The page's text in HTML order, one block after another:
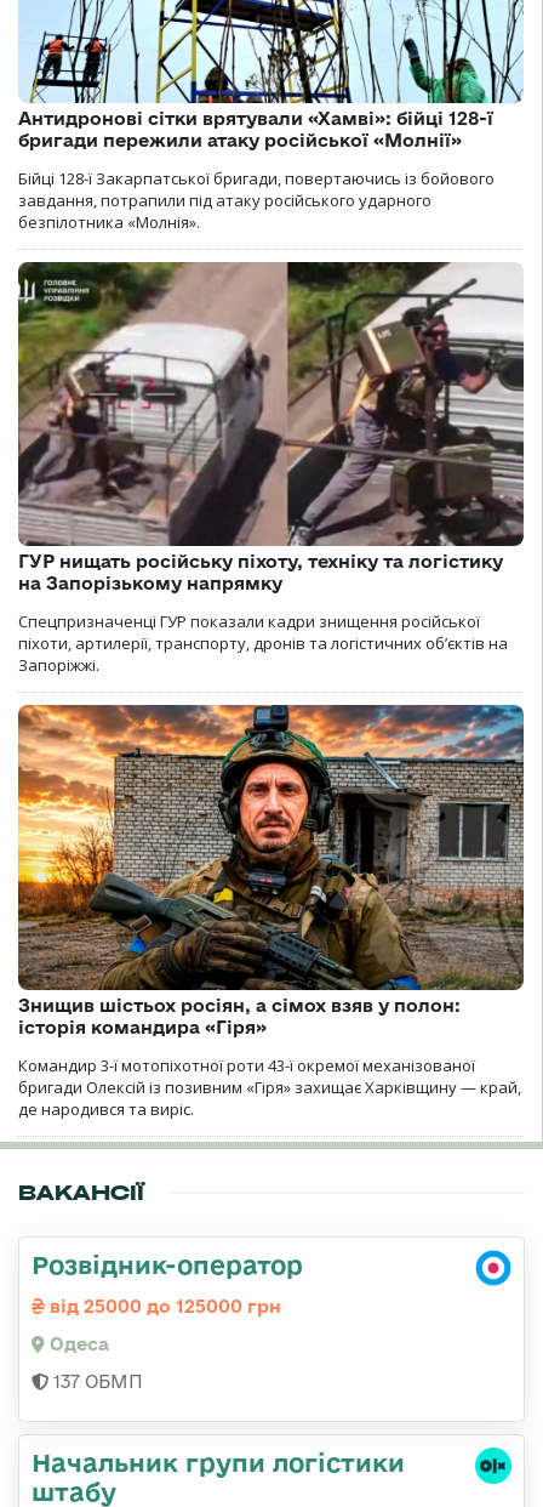
Антидронові сітки врятували «Хамві»: бійці 128-ї
бригади пережили атаку російської «Молнії»
Бійці 128-ї Закарпатської бригади, повертаючись із бойового
завдання, потрапили під атаку російського ударного
безпілотника «Молнія».
ГУР нищать російську піхоту, техніку та логістику
на Запорізькому напрямку
Спецпризначенці ГУР показали кадри знищення російської
піхоти, артилерії, транспорту, дронів та логістичних об’єктів на
Запоріжжі.
Знищив шістьох росіян, а сімох взяв у полон:
історія командира «Гіря»
Командир 3-ї мотопіхотної роти 43-ї окремої механізованої
бригади Олексій із позивним «Гіря» захищає Харківщину — край,
де народився та виріс.
ВАКАНСІЇ
Розвідник-оператор
від 25000 до 125000 грн
Одеса
137 ОБМП
Начальник групи логістики
штабу